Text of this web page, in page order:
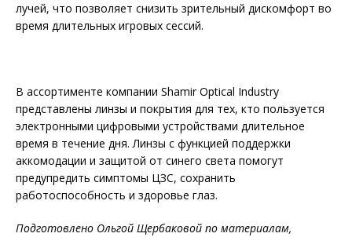
лучей, что позволяет снизить зрительный дискомфорт во
время длительных игровых сессий.
В ассортименте компании Shamir Optical Industry
представлены линзы и покрытия для тех, кто пользуется
электронными цифровыми устройствами длительное
время в течение дня. Линзы с функцией поддержки
аккомодации и защитой от синего света помогут
предупредить симптомы ЦЗС, сохранить
работоспособность и здоровье глаз.
Подготовлено Ольгой Щербаковой по материалам,